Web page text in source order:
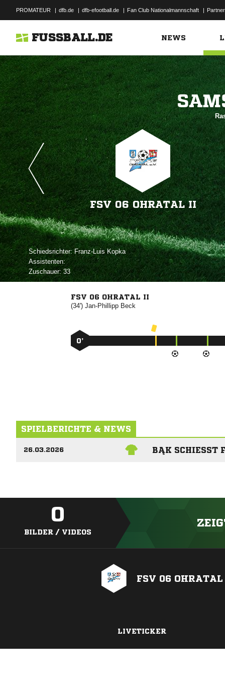
PROMATEUR | dfb.de | dfb-efootball.de | Fan Club Nationalmannschaft | Partner
FUSSBALL.DE NEWS
FSV 06 OHRATAL II
Schiedsrichter: 
Assistenten:
Zuschauer:33
FSV 06 OHRATAL II
(34') 
0’
SPIELBERICHTE & NEWS
26.03.2026 BĄK SCHIESST
0
BILDER / VIDEOS
FSV 06
LIVETICKER